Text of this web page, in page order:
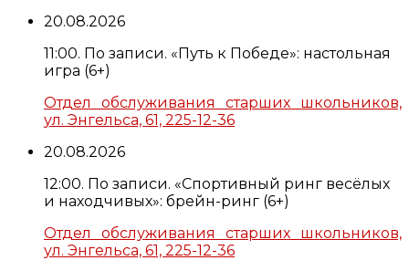
20.08.2026
11:00. По записи. «Путь к Победе»: настольная
игра (6+)
Отдел обслуживания старших школьников,
ул. Энгельса, 61, 225-12-36
20.08.2026
12:00. По записи. «Спортивный ринг весёлых
и находчивых»: брейн-ринг (6+)
Отдел обслуживания старших школьников,
ул. Энгельса, 61, 225-12-36